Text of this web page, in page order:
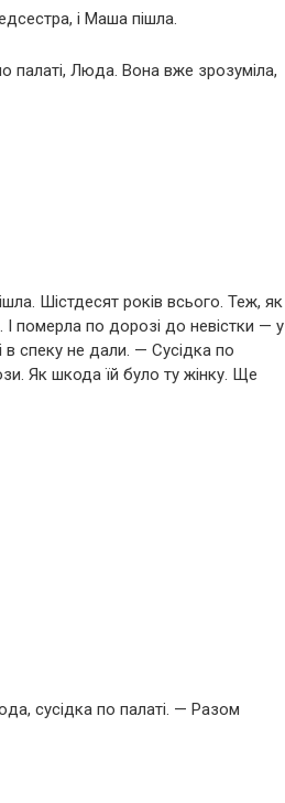
і Маша пішла.
палаті, Люда. Вона вже зрозуміла,
Шістдесят років всього. Теж, як
померла по дорозі до невістки — у
в спеку не дали. — Сусідка по
Як шкода їй було ту жінку. Ще
сусідка по палаті. — Разом